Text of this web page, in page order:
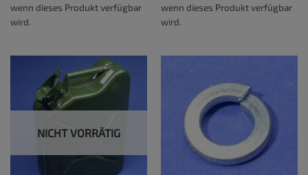
wenn dieses Produkt verfügbar
wird.
wenn dieses Produkt verfügbar
wird.
NICHT VORRÄTIG